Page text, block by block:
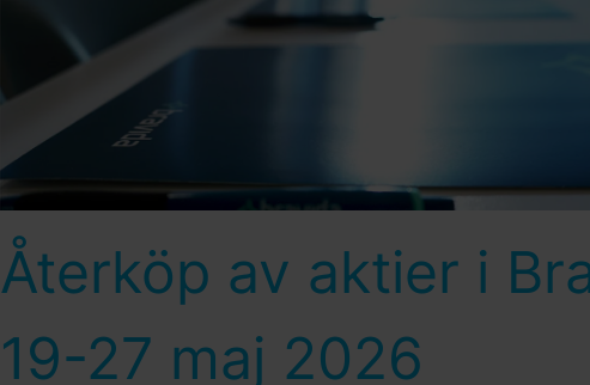
Återköp av aktier i
19-27 maj 2026